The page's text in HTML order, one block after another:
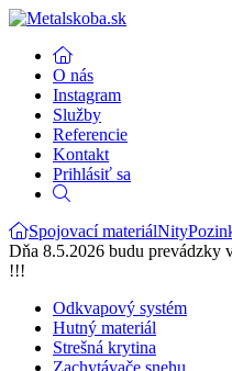
O nás
Instagram
Služby
Referencie
Kontakt
Prihlásiť sa
Spojovací materiálNity
Dňa 8.5.2026 budu
!!!
Odkvapový systém
Hutný materiál
Strešná krytina
Zachytávače snehu